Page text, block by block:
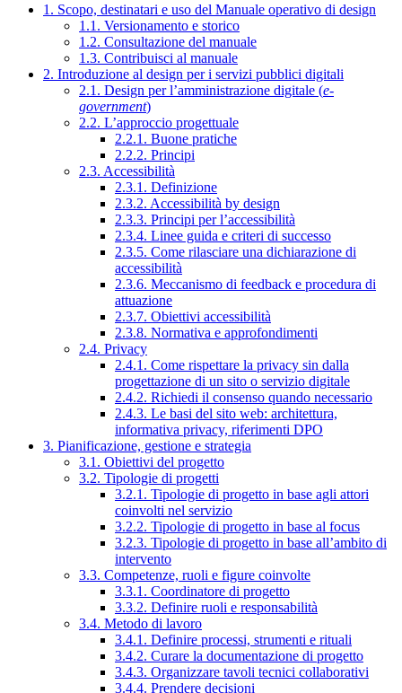
1. Scopo, destinatari e uso del Manuale operativo di design
1.1. Versionamento e storico
1.2. Consultazione del manuale
1.3. Contribuisci al manuale
2. Introduzione al design per i servizi pubblici digitali
2.1. Design per l’amministrazione digitale (e-
government)
2.2. L’approccio progettuale
2.2.1. Buone pratiche
2.2.2. Principi
2.3. Accessibilità
2.3.1. Definizione
2.3.2. Accessibilità by design
2.3.3. Principi per l’accessibilità
2.3.4. Linee guida e criteri di successo
2.3.5. Come rilasciare una dichiarazione di
accessibilità
2.3.6. Meccanismo di feedback e procedura di
attuazione
2.3.7. Obiettivi accessibilità
2.3.8. Normativa e approfondimenti
2.4. Privacy
2.4.1. Come rispettare la privacy sin dalla
progettazione di un sito o servizio digitale
2.4.2. Richiedi il consenso quando necessario
2.4.3. Le basi del sito web: architettura,
informativa privacy, riferimenti DPO
3. Pianificazione, gestione e strategia
3.1. Obiettivi del progetto
3.2. Tipologie di progetti
3.2.1. Tipologie di progetto in base agli attori
coinvolti nel servizio
3.2.2. Tipologie di progetto in base al focus
3.2.3. Tipologie di progetto in base all’ambito di
intervento
3.3. Competenze, ruoli e figure coinvolte
3.3.1. Coordinatore di progetto
3.3.2. Definire ruoli e responsabilità
3.4. Metodo di lavoro
3.4.1. Definire processi, strumenti e rituali
3.4.2. Curare la documentazione di progetto
3.4.3. Organizzare tavoli tecnici collaborativi
3.4.4. Prendere decisioni